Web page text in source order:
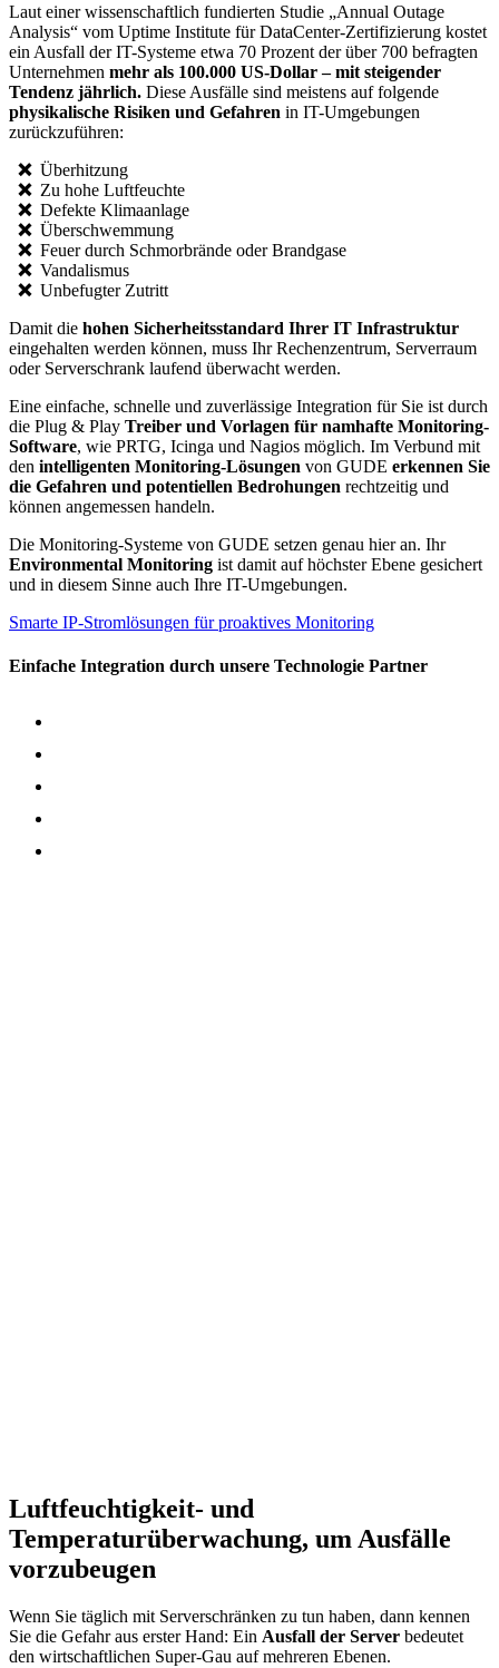
Laut einer wissenschaftlich fundierten Studie „Annual Outage
Analysis“ vom Uptime Institute für DataCenter-Zertifizierung kostet
ein Ausfall der IT-Systeme etwa 70 Prozent der über 700 befragten
Unternehmen mehr als 100.000 US-Dollar – mit steigender
Tendenz jährlich. Diese Ausfälle sind meistens auf folgende
physikalische Risiken und Gefahren in IT-Umgebungen
zurückzuführen:
❌ Überhitzung
❌ Zu hohe Luftfeuchte
❌ Defekte Klimaanlage
❌ Überschwemmung
❌ Feuer durch Schmorbrände oder Brandgase
❌ Vandalismus
❌ Unbefugter Zutritt
Damit die hohen Sicherheitsstandard Ihrer IT Infrastruktur
eingehalten werden können, muss Ihr Rechenzentrum, Serverraum
oder Serverschrank laufend überwacht werden.
Eine einfache, schnelle und zuverlässige Integration für Sie ist durch
die Plug & Play Treiber und Vorlagen für namhafte Monitoring-
Software, wie PRTG, Icinga und Nagios möglich. Im Verbund mit
den intelligenten Monitoring-Lösungen von GUDE erkennen Sie
die Gefahren und potentiellen Bedrohungen rechtzeitig und
können angemessen handeln.
Die Monitoring-Systeme von GUDE setzen genau hier an. Ihr
Environmental Monitoring ist damit auf höchster Ebene gesichert
und in diesem Sinne auch Ihre IT-Umgebungen.
Smarte IP-Stromlösungen für proaktives Monitoring
Einfache Integration durch unsere Technologie Partner
Luftfeuchtigkeit- und
Temperaturüberwachung, um Ausfälle
vorzubeugen
Wenn Sie täglich mit Serverschränken zu tun haben, dann kennen
Sie die Gefahr aus erster Hand: Ein Ausfall der Server bedeutet
den wirtschaftlichen Super-Gau auf mehreren Ebenen.